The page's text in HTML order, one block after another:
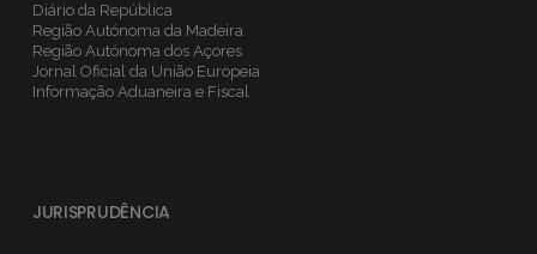
Diário da República
Região Autónoma da Madeira
Região Autónoma dos Açores
Jornal Oficial da União Europeia
Informação Aduaneira e Fiscal
JURISPRUDÊNCIA